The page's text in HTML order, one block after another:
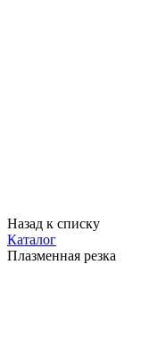
Назад к списку
Каталог
Плазменная резка